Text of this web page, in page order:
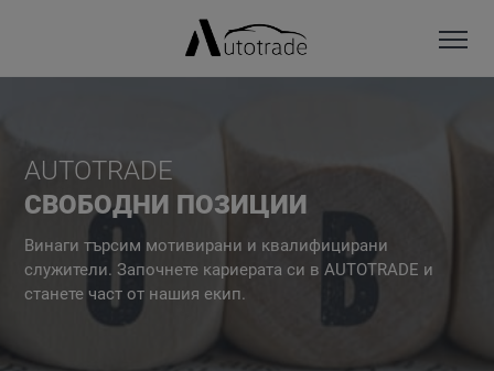
AUTOTRADE
СВОБОДНИ ПОЗИЦИИ
Винаги търсим мотивирани и квалифицирани
служители. Започнете кариерата си в AUTOTRADE и
станете част от нашия екип.